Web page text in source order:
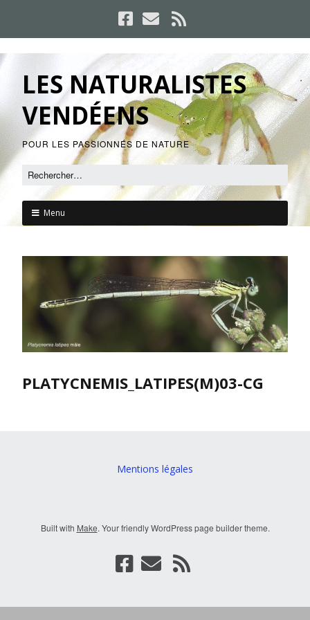
LES NATURALISTES
VENDÉENS
POUR LES PASSIONNÉS DE NATURE
Menu
PLATYCNEMIS_LATIPES(M)03-CG
Mentions légales
Built with Make. Your friendly WordPress page builder theme.